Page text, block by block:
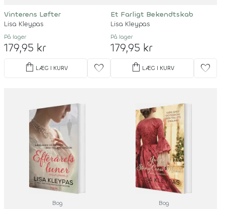
Vinterens Løfter
Lisa Kleypas
På lager
179,95 kr
shopping_bag LÆG I KURV favorite
Et Farligt Bekendtskab
Lisa Kleypas
På lager
179,95 kr
shopping_bag LÆG I KURV favorite
Bog Bog